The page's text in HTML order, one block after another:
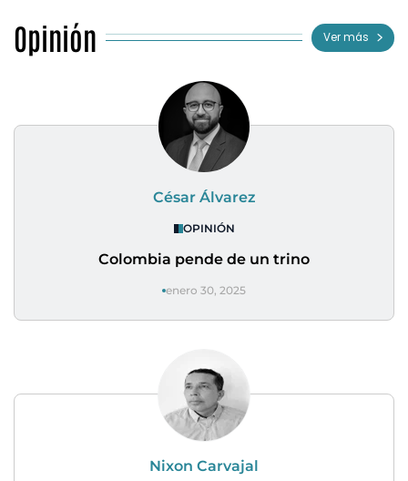
Opinión Ver más
César Álvarez
OPINIÓN
Colombia pende de un trino
enero 30, 2025
Nixon Carvajal